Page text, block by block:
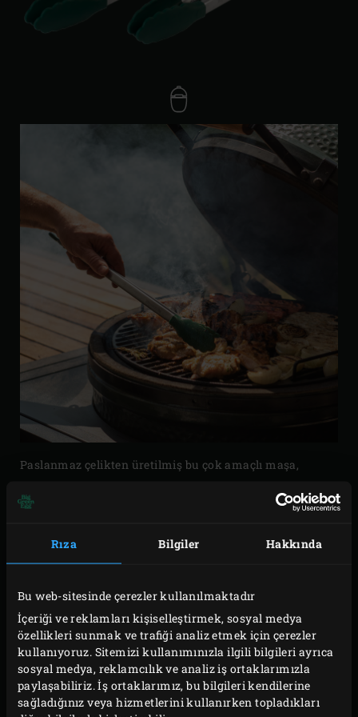
Rıza Bilgiler Hakkında
Bu web-sitesinde çerezler kullanılmaktadır
İçeriği ve reklamları kişiselleştirmek, sosyal medya
özellikleri sunmak ve trafiği analiz etmek için çerezler
kullanıyoruz. Sitemizi kullanımınızla ilgili bilgileri ayrıca
sosyal medya, reklamcılık ve analiz iş ortaklarımızla
paylaşabiliriz. İş ortaklarımız, bu bilgileri kendilerine
sağladığınız veya hizmetlerini kullanırken topladıkları
Paslanmaz çelikten üretilmiş bu çok amaçlı maşa,
tutuş sunar. Izgaradaki yiyecekleri rahatlıkla
Tavuk budu, kuzu pirzola veya hamburger gibi
Maşa 40 cm uzunluğundadır ve 260°C’ye kadar ısıya
dayanıklıdır. İşiniz bittiğinde ise bulaşık makinesine
atarak kolayca temizleyebilirsiniz